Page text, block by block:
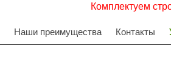
Комплектуем
Наши преимущества Контакты